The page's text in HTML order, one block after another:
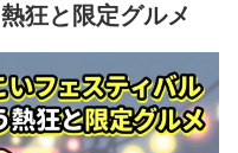
狂と限定グルメ